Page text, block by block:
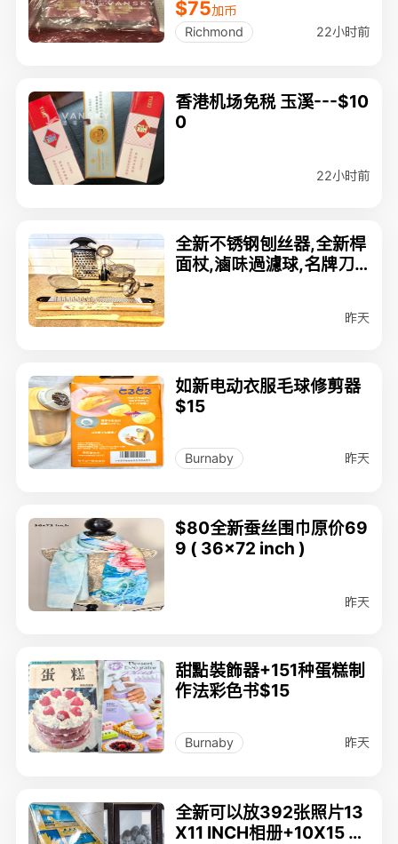
$75加币
Richmond
22小时前
香港机场免税 玉溪---$10
0
22小时前
全新不锈钢刨丝器,全新桿
面杖,滷味過濾球,名牌刀,
昨天
如新电动衣服毛球修剪器
$15
Burnaby 昨天
$80全新蚕丝围巾原价69
9 ( 36x72 inch )
昨天
甜點裝飾器+151种蛋糕制
作法彩色书$15
Burnaby 昨天
全新可以放392张照片13
X11 INCH相册+10X15 C